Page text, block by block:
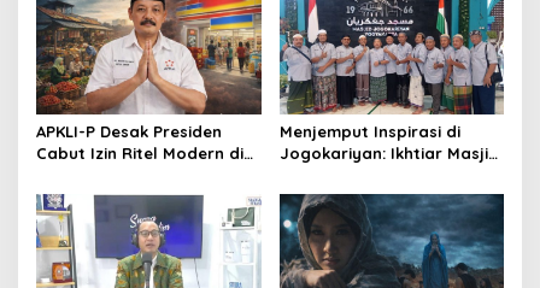
APKLI-P Desak Presiden
Cabut Izin Ritel Modern di
Rakyat
Menjemput Inspirasi di
Jogokariyan: Ikhtiar Masjid
Mewujudkan Manajemen
Berbasis Umat